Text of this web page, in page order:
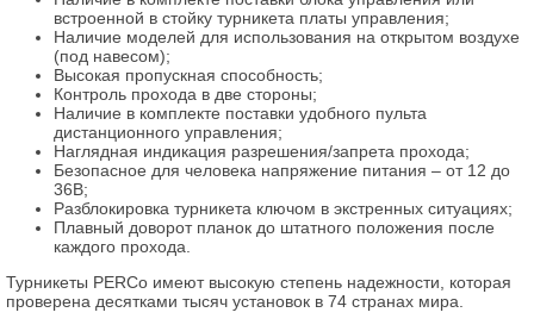
встроенной в стойку турникета платы управления;
Наличие моделей для использования на открытом воздухе
(под навесом);
Высокая пропускная способность;
Контроль прохода в две стороны;
Наличие в комплекте поставки удобного пульта
дистанционного управления;
Наглядная индикация разрешения/запрета прохода;
Безопасное для человека напряжение питания – от 12 до
36В;
Разблокировка турникета ключом в экстренных ситуациях;
Плавный доворот планок до штатного положения после
каждого прохода.
Турникеты PERCo имеют высокую степень надежности, которая
проверена десятками тысяч установок в 74 странах мира.